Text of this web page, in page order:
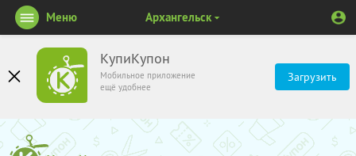
КупиКупон
Мобильное приложение
ещё удобнее
Загрузить
Меню Архангельск